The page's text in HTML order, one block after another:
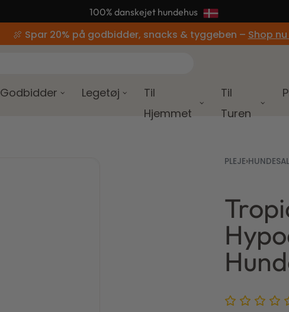
📦 95% af alle ordrer afsendes samme dag
🍖 Spar 20% på godbidder, snacks & tyggeben – Shop
Godbidder Legetøj
Til
Hjemmet
Til
Turen
PLEJE›
150,00
150,00